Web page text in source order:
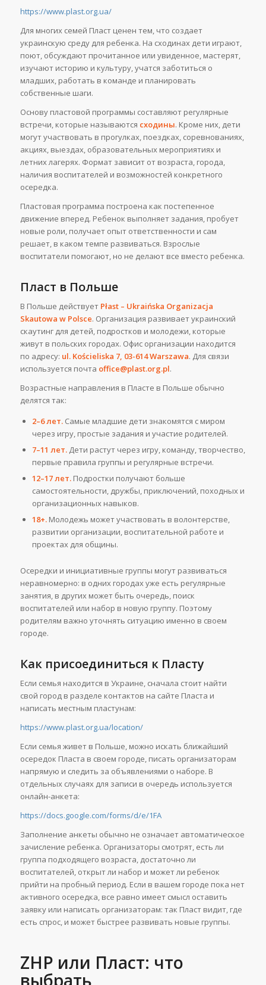
https://www.plast.org.ua/
Для многих семей Пласт ценен тем, что создает
украинскую среду для ребенка. На сходинах дети играют,
поют, обсуждают прочитанное или увиденное, мастерят,
изучают историю и культуру, учатся заботиться о
младших, работать в команде и планировать
собственные шаги.
Основу пластовой программы составляют регулярные
встречи, которые называются сходины. Кроме них, дети
могут участвовать в прогулках, поездках, соревнованиях,
акциях, выездах, образовательных мероприятиях и
летних лагерях. Формат зависит от возраста, города,
наличия воспитателей и возможностей конкретного
осередка.
Пластовая программа построена как постепенное
движение вперед. Ребенок выполняет задания, пробует
новые роли, получает опыт ответственности и сам
решает, в каком темпе развиваться. Взрослые
воспитатели помогают, но не делают все вместо ребенка.
Пласт в Польше
В Польше действует Płast – Ukraińska Organizacja
Skautowa w Polsce. Организация развивает украинский
скаутинг для детей, подростков и молодежи, которые
живут в польских городах. Офис организации находится
по адресу: ul. Kościeliska 7, 03-614 Warszawa. Для связи
используется почта office@plast.org.pl.
Возрастные направления в Пласте в Польше обычно
делятся так:
2–6 лет.Самые младшие дети знакомятся с миром
через игру, простые задания и участие родителей.
7–11 лет.Дети растут через игру, команду, творчество,
первые правила группы и регулярные встречи.
12–17 лет.Подростки получают больше
самостоятельности, дружбы, приключений, походных и
организационных навыков.
18+.Молодежь может участвовать в волонтерстве,
развитии организации, воспитательной работе и
проектах для общины.
Осередки и инициативные группы могут развиваться
неравномерно: в одних городах уже есть регулярные
занятия, в других может быть очередь, поиск
воспитателей или набор в новую группу. Поэтому
родителям важно уточнять ситуацию именно в своем
городе.
Как присоединиться к Пласту
Если семья находится в Украине, сначала стоит найти
свой город в разделе контактов на сайте Пласта и
написать местным пластунам:
https://www.plast.org.ua/location/
Если семья живет в Польше, можно искать ближайший
осередок Пласта в своем городе, писать организаторам
напрямую и следить за объявлениями о наборе. В
отдельных случаях для записи в очередь используется
онлайн-анкета:
https://docs.google.com/forms/d/e/1FA
Заполнение анкеты обычно не означает автоматическое
зачисление ребенка. Организаторы смотрят, есть ли
группа подходящего возраста, достаточно ли
воспитателей, открыт ли набор и может ли ребенок
прийти на пробный период. Если в вашем городе пока нет
активного осередка, все равно имеет смысл оставить
заявку или написать организаторам: так Пласт видит, где
есть спрос, и может быстрее развивать новые группы.
ZHP или Пласт: что
выбрать